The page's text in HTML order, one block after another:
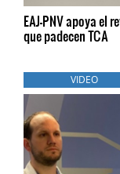
EAJ-PNV apoya el
que padecen TCA
VIDEO